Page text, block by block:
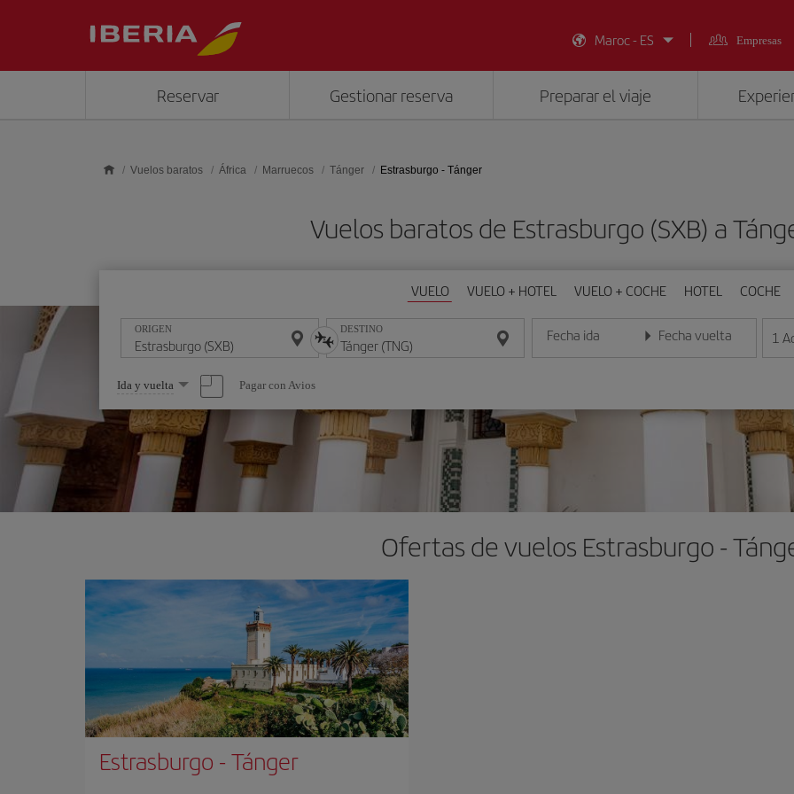
Maroc - ES
Empresas
Reservar Gestionar reserva Preparar el viaje
Vuelos baratos África Marruecos Tánger Estrasburgo - Tánger
Vuelos baratos de Estrasburgo (SXB) a
VUELO VUELO + HOTEL VUELO + COCHE HOTEL COCHE
ORIGEN DESTINO Fecha ida
Introduce la fecha en formato día/mes/año
Fecha vuelta
Introduce la fecha en 1
Seleccione
una
opción
Ida y vuelta Pagar con Avios
Ofertas de vuelos Estrasburgo -
Estrasburgo -Tánger